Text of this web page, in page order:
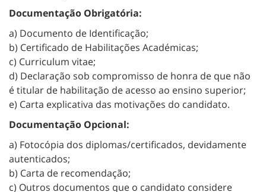
Documentação Obrigatória:
a) Documento de Identificação;
b) Certificado de Habilitações Académicas;
c) Curriculum vitae;
d) Declaração sob compromisso de honra de que não
é titular de habilitação de acesso ao ensino superior;
e) Carta explicativa das motivações do candidato.
Documentação Opcional:
a) Fotocópia dos diplomas/certificados, devidamente
autenticados;
b) Carta de recomendação;
c) Outros documentos que o candidato considere